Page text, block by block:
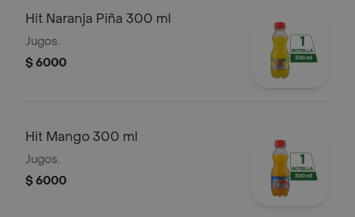
Hit Naranja Piña 300 ml
Jugos.
$ 6000
Hit Mango 300 ml
Jugos.
$ 6000